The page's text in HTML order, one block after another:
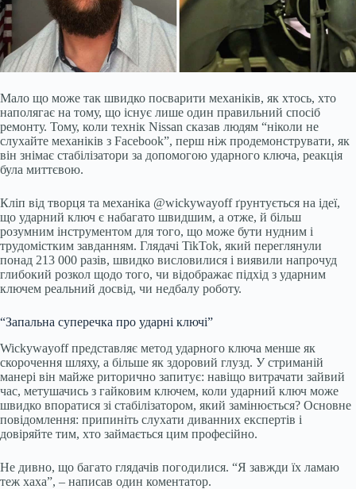
Мало що може так швидко посварити механіків, як хтось, хто
наполягає на тому, що існує лише один правильний спосіб
ремонту. Тому, коли технік Nissan сказав людям “ніколи не
слухайте механіків з Facebook”, перш ніж продемонструвати, як
він знімає стабілізатори за допомогою ударного ключа, реакція
була миттєвою.
Кліп від творця та механіка @wickywayoff ґрунтується на ідеї,
що ударний ключ є набагато швидшим, а отже, й більш
розумним інструментом для того, що може бути нудним і
трудомістким завданням. Глядачі TikTok, який переглянули
понад 213 000 разів, швидко висловилися і виявили напрочуд
глибокий розкол щодо того, чи відображає підхід з ударним
ключем реальний досвід, чи недбалу роботу.
“Запальна суперечка про ударні ключі”
Wickywayoff представляє метод ударного ключа менше як
скорочення шляху, а більше як здоровий глузд. У стриманій
манері він майже риторично запитує: навіщо витрачати зайвий
час, метушачись з гайковим ключем, коли ударний ключ може
швидко впоратися зі стабілізатором, який замінюється? Основне
повідомлення: припиніть слухати диванних експертів і
довіряйте тим, хто займається цим професійно.
Не дивно, що багато глядачів погодилися. “Я завжди їх ламаю
теж хаха”, – написав один коментатор.